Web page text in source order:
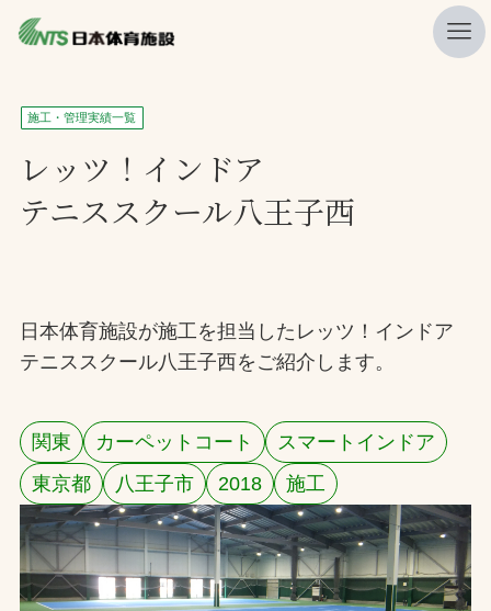
私たちの強み
プレスリリース
施工・管理実績一覧
会社概要
採用情報
お問合せ
お取引先の皆様へ
施工・管理実績一覧
レッツ！インドア
テニススクール八王子西
日本体育施設が施工を担当したレッツ！インドア
テニススクール八王子西をご紹介します。
関東 カーペットコート
スマートインドア
東京都
八王子市 2018 施工